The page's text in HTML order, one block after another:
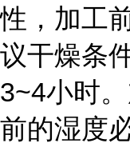
性，加工
议干燥条
3~4小时
前的湿度